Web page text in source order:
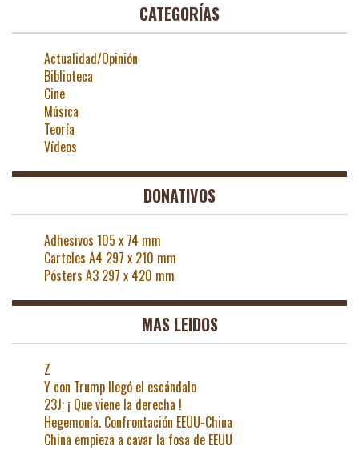
CATEGORÍAS
Actualidad/Opinión
Biblioteca
Cine
Música
Teoría
Vídeos
DONATIVOS
Adhesivos 105 x 74 mm
Carteles A4 297 x 210 mm
Pósters A3 297 x 420 mm
MAS LEIDOS
Z
Y con Trump llegó el escándalo
23J: ¡ Que viene la derecha !
Hegemonía. Confrontación EEUU-China
China empieza a cavar la fosa de EEUU